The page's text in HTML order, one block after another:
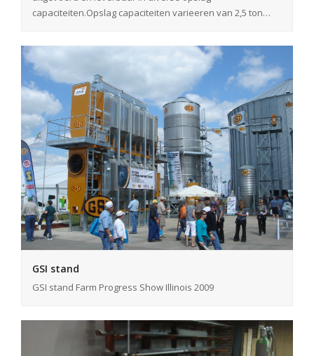
capaciteiten.Opslag capaciteiten varieeren van 2,5 ton…
GSI stand
GSI stand Farm Progress Show Illinois 2009